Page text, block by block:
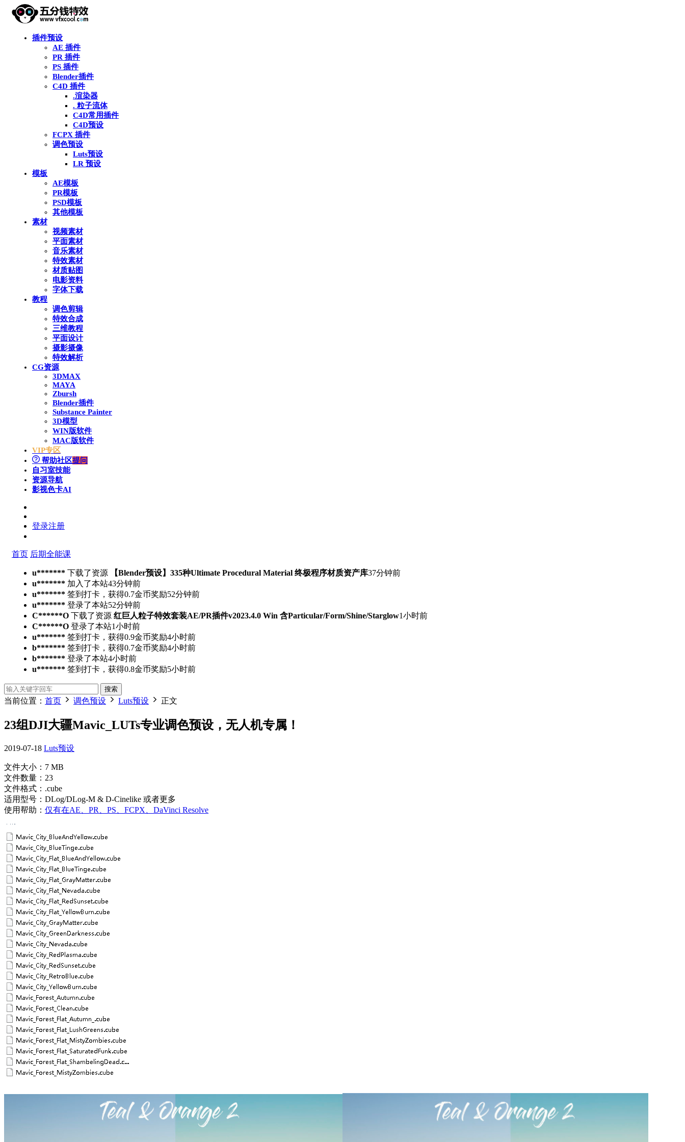
插件预设
AE 插件
PR 插件
PS 插件
Blender插件
C4D 插件
.渲染器
. 粒子流体
C4D常用插件
C4D预设
FCPX 插件
调色预设
Luts预设
LR 预设
模板
AE模板
PR模板
PSD模板
其他模板
素材
视频素材
平面素材
音乐素材
特效素材
材质贴图
电影资料
字体下载
教程
调色剪辑
特效合成
三维教程
平面设计
摄影摄像
特效解析
CG资源
3DMAX
MAYA
Zbursh
Blender插件
Substance Painter
3D模型
WIN版软件
MAC版软件
VIP专区
帮助社区提问
自习室技能
资源导航
影视色卡AI
登录注册
首页 后期全能课
u******* 下载了资源 【Blender预设】335种Ultimate Procedural Material 终极程序材质资产库37分钟前
u******* 加入了本站43分钟前
u******* 签到打卡，获得0.7金币奖励52分钟前
u******* 登录了本站52分钟前
C******O 下载了资源 红巨人粒子特效套装AE/PR插件v2023.4.0 Win 含Particular/Form/Shine/Starglow1小时前
C******O 登录了本站1小时前
u******* 签到打卡，获得0.9金币奖励4小时前
b******* 签到打卡，获得0.7金币奖励4小时前
b******* 登录了本站4小时前
u******* 签到打卡，获得0.8金币奖励5小时前
搜索
当前位置： 首页 调色预设 Luts预设 正文
23组DJI大疆Mavic_LUTs专业调色预设，无人机专属！
2019-07-18 Luts预设
文件大小：7 MB
文件数量：23
文件格式：.cube
适用型号：DLog/DLog-M & D-Cinelike 或者更多
使用帮助： 仅有在AE、PR、PS、FCPX、 DaVinci Resolve